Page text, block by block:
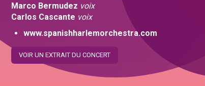
Marco Bermudez voix
Carlos Cascante voix
www.spanishharlemorchestra.com
VOIR UN EXTRAIT DU CONCERT